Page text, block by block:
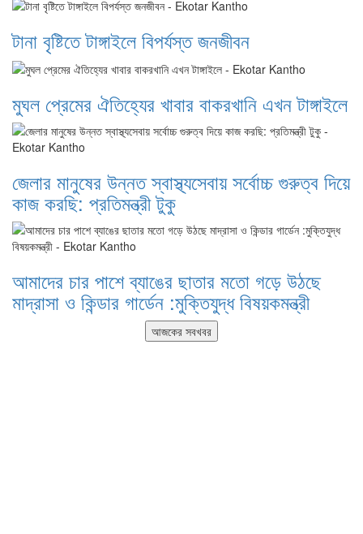
টানা বৃষ্টিতে টাঙ্গাইলে বিপর্যস্ত জনজীবন
মুঘল প্রেমের ঐতিহ্যের খাবার বাকরখানি এখন টাঙ্গাইলে
জেলার মানুষের উন্নত স্বাস্থ্যসেবায় সর্বোচ্চ গুরুত্ব দিয়ে
কাজ করছি: প্রতিমন্ত্রী টুকু
আমাদের চার পাশে ব্যাঙের ছাতার মতো গড়ে উঠছে
মাদ্রাসা ও কিন্ডার গার্ডেন :মুক্তিযুদ্ধ বিষয়কমন্ত্রী